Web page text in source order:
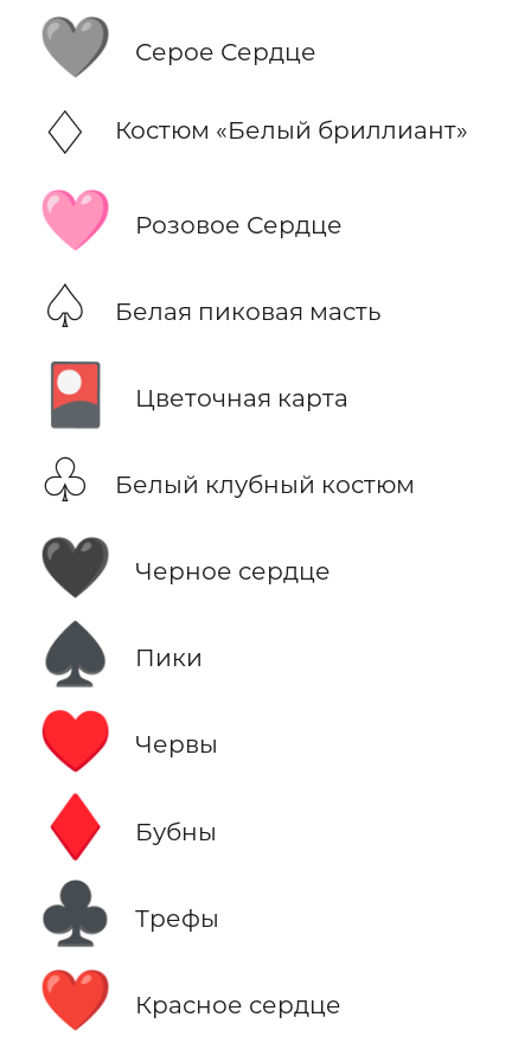
🩶 Серое Сердце
♢ Костюм «Белый бриллиант»
🩷 Розовое Сердце
♤ Белая пиковая масть
🎴 Цветочная карта
♧ Белый клубный костюм
🖤 Черное сердце
♠️ Пики
♥️ Червы
♦️ Бубны
♣️ Трефы
❤️ Красное сердце